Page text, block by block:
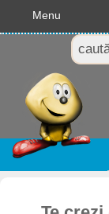
Menu